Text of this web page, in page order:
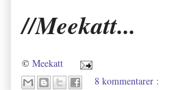
//Meekatt...
© Meekatt
8 kommentarer :